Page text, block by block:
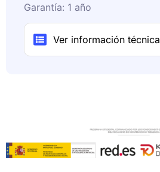
Garantía: 1 año
Ver información técnica